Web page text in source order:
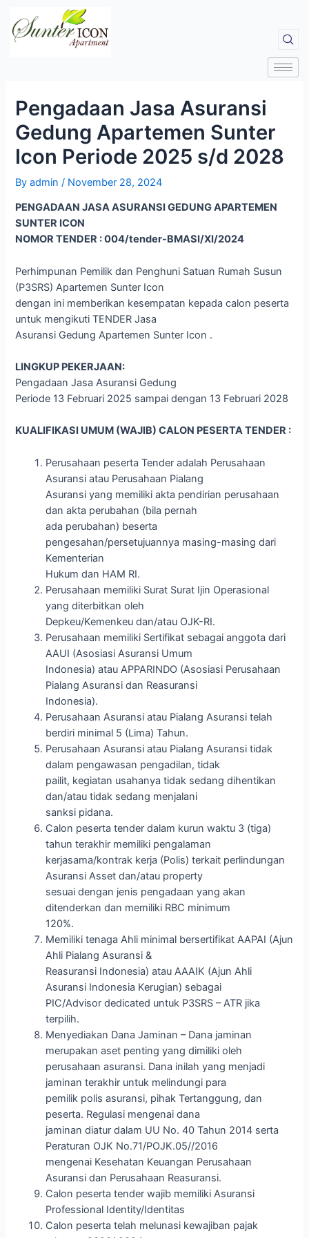
Pengadaan Jasa Asuransi
Gedung Apartemen Sunter
Icon Periode 2025 s/d 2028
Byadmin/ November 28, 2024
PENGADAAN JASA ASURANSI GEDUNG APARTEMEN
SUNTER ICON
NOMOR TENDER : 004/tender-BMASI/XI/2024
Perhimpunan Pemilik dan Penghuni Satuan Rumah Susun
(P3SRS) Apartemen Sunter Icon
dengan ini memberikan kesempatan kepada calon peserta
untuk mengikuti TENDER Jasa
Asuransi Gedung Apartemen Sunter Icon .
LINGKUP PEKERJAAN:
Pengadaan Jasa Asuransi Gedung
Periode 13 Februari 2025 sampai dengan 13 Februari 2028
KUALIFIKASI UMUM (WAJIB) CALON PESERTA TENDER :
Perusahaan peserta Tender adalah Perusahaan
Asuransi atau Perusahaan Pialang
Asuransi yang memiliki akta pendirian perusahaan
dan akta perubahan (bila pernah
ada perubahan) beserta
pengesahan/persetujuannya masing-masing dari
Kementerian
Hukum dan HAM RI.
Perusahaan memiliki Surat Surat Ijin Operasional
yang diterbitkan oleh
Depkeu/Kemenkeu dan/atau OJK-RI.
Perusahaan memiliki Sertifikat sebagai anggota dari
AAUI (Asosiasi Asuransi Umum
Indonesia) atau APPARINDO (Asosiasi Perusahaan
Pialang Asuransi dan Reasuransi
Indonesia).
Perusahaan Asuransi atau Pialang Asuransi telah
berdiri minimal 5 (Lima) Tahun.
Perusahaan Asuransi atau Pialang Asuransi tidak
dalam pengawasan pengadilan, tidak
pailit, kegiatan usahanya tidak sedang dihentikan
dan/atau tidak sedang menjalani
sanksi pidana.
Calon peserta tender dalam kurun waktu 3 (tiga)
tahun terakhir memiliki pengalaman
kerjasama/kontrak kerja (Polis) terkait perlindungan
Asuransi Asset dan/atau property
sesuai dengan jenis pengadaan yang akan
ditenderkan dan memiliki RBC minimum
120%.
Memiliki tenaga Ahli minimal bersertifikat AAPAI (Ajun
Ahli Pialang Asuransi &
Reasuransi Indonesia) atau AAAIK (Ajun Ahli
Asuransi Indonesia Kerugian) sebagai
PIC/Advisor dedicated untuk P3SRS – ATR jika
terpilih.
Menyediakan Dana Jaminan – Dana jaminan
merupakan aset penting yang dimiliki oleh
perusahaan asuransi. Dana inilah yang menjadi
jaminan terakhir untuk melindungi para
pemilik polis asuransi, pihak Tertanggung, dan
peserta. Regulasi mengenai dana
jaminan diatur dalam UU No. 40 Tahun 2014 serta
Peraturan OJK No.71/POJK.05//2016
mengenai Kesehatan Keuangan Perusahaan
Asuransi dan Perusahaan Reasuransi.
Calon peserta tender wajib memiliki Asuransi
Professional Identity/Identitas
Calon peserta telah melunasi kewajiban pajak